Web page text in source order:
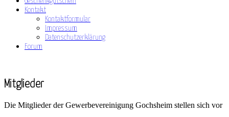
Kontakt
Kontaktformular
Impressum
Datenschutzerklärung
Forum
Mitglieder
Die Mitglieder der Gewerbevereinigung Gochsheim stellen sich vor